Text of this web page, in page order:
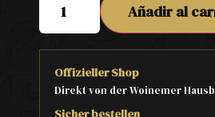
Añadir al
Offizieller Shop
Direkt von der Woinemer
Sicher bestellen